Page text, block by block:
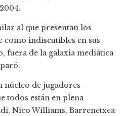
al que presentan los
como indiscutibles en sus
fuera de la galaxia mediática
núcleo de jugadores
todos están en plena
Nico Williams, Barrenetxea